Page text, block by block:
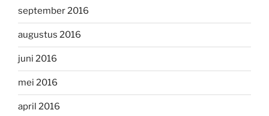
september 2016
augustus 2016
juni 2016
mei 2016
april 2016